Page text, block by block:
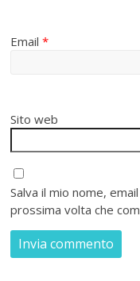
Email*
Sito web
Salva il mio nome,
prossima volta che